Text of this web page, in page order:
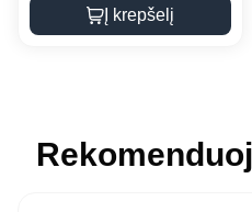
Į krepšelį